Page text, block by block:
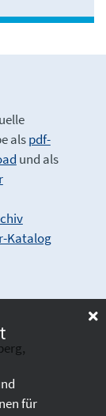
alspdf-
und als
Katalog
für